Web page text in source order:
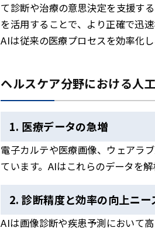
て診断や治療の意思決定を支援す
を活用することで、より正確で迅
AIは従来の医療プロセスを効率化
ヘルスケア分野における人
1. 医療データの急増
電子カルテや医療画像、ウェアラ
ています。AIはこれらのデータを
2. 診断精度と効率の向上ニー
AIは画像診断や疾患予測において